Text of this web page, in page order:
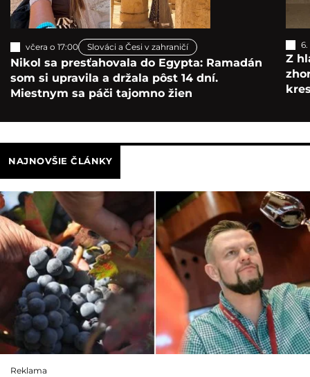
včera o 17:00 Slováci a Česi v zahraničí
Nikol sa presťahovala do Egypta: Ramadán
som si upravila a držala pôst 14 dní.
Miestnym sa páči tajomno žien
Z
NAJNOVŠIE ČLÁNKY
Reklama